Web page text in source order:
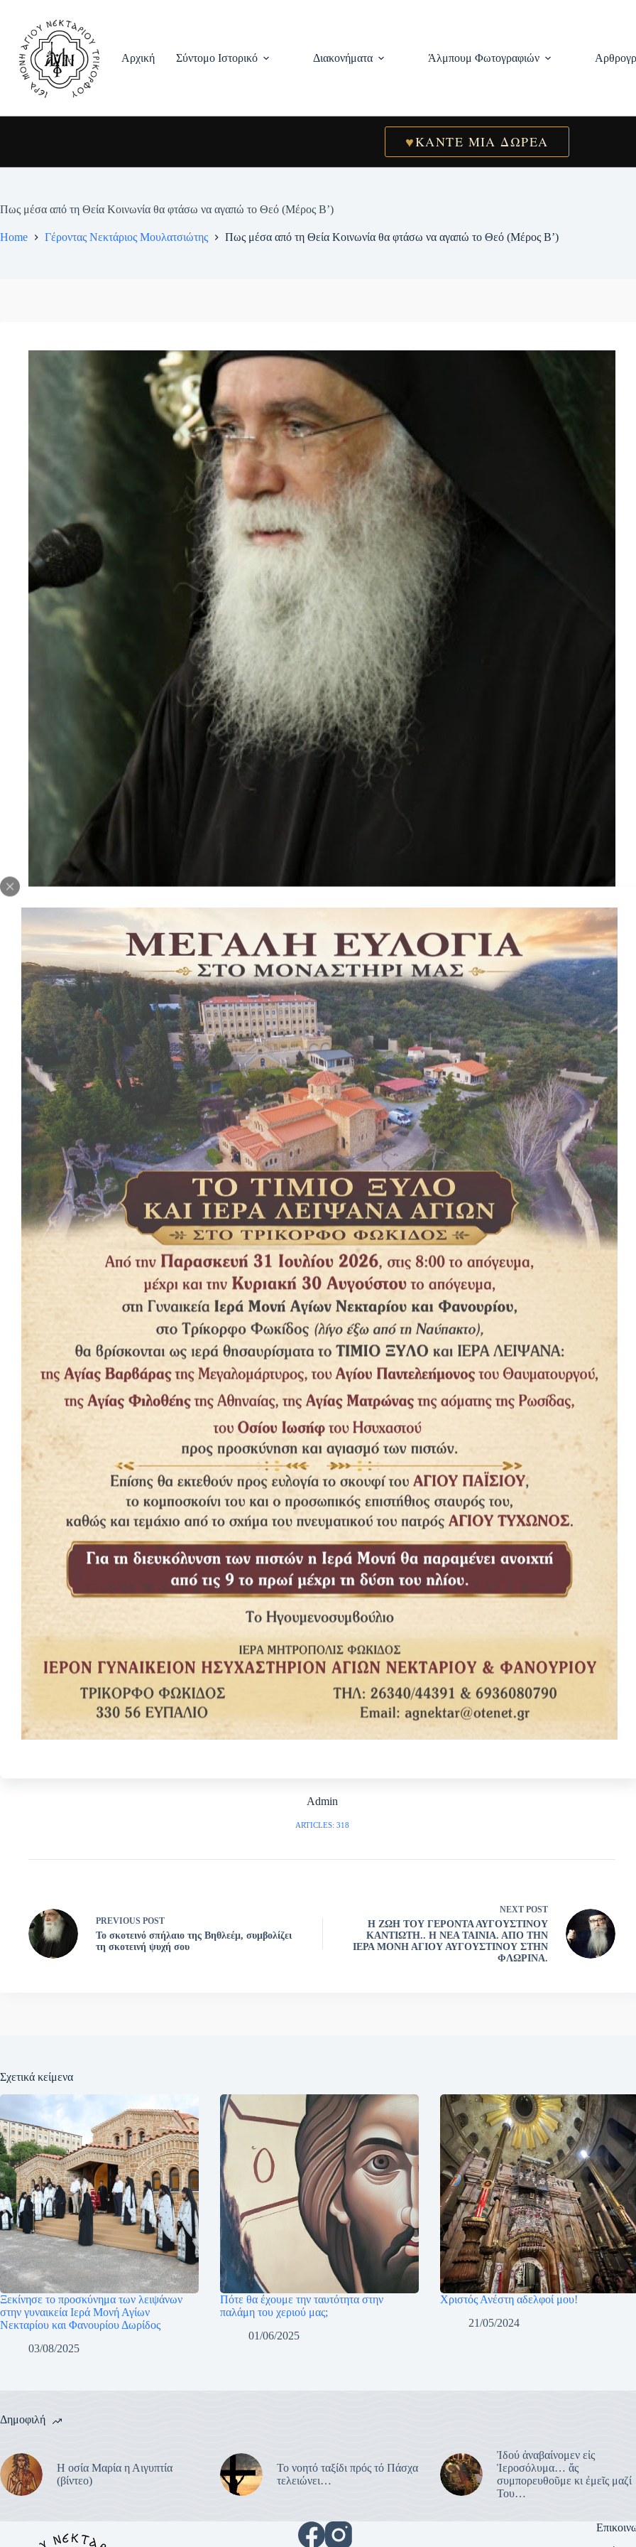
content
Αρχική Σύντομο Ιστορικό Διακονήματα Άλμπουμ Φωτογραφιών
♥ΚΑΝΤΕ ΜΙΑ ΔΩΡΕΑ
Πως μέσα από τη Θεία Κοινωνία θα φτάσω να αγαπώ το Θεό (Μέρος Β’)
Home Γέροντας Νεκτάριος Μουλατσιώτης Πως μέσα από τη Θεία Κοινωνία θα φτάσω να αγαπώ το Θεό (Μέρος Β’)
Admin
ARTICLES: 318
PREVIOUS POST
Το σκοτεινό σπήλαιο της Βηθλεέμ, συμβολίζει
τη σκοτεινή ψυχή σου
NEXTPOST
Η ΖΩΗ ΤΟΥ ΓΕΡΟΝΤΑ ΑΥΓΟΥΣΤΙΝΟΥ
ΚΑΝΤΙΩΤΗ.. Η ΝΕΑ ΤΑΙΝΙΑ. ΑΠΟ ΤΗΝ
ΙΕΡΑ ΜΟΝΗ ΑΓΙΟΥ ΑΥΓΟΥΣΤΙΝΟΥ ΣΤΗΝ
ΦΛΩΡΙΝΑ.
Σχετικά κείμενα
Ξεκίνησε το προσκύνημα των λειψάνων
στην γυναικεία Ιερά Μονή Αγίων
Νεκταρίου και Φανουρίου Δωρίδος
03/08/2025
Πότε θα έχουμε την ταυτότητα στην
παλάμη του χεριού μας;
01/06/2025
Χριστός Ανέστη αδελφοί μου!
21/05/2024
Δημοφιλή
Η οσία Μαρία η Αιγυπτία
(βίντεο)
Το νοητό ταξίδι πρός τό Πάσχα
τελειώνει…
Ἰδού ἀναβαίνομεν εἰς
Ἱεροσόλυμα… ἄς
συμπορευθοῦμε κι ἐμεῖς μαζί
Του…